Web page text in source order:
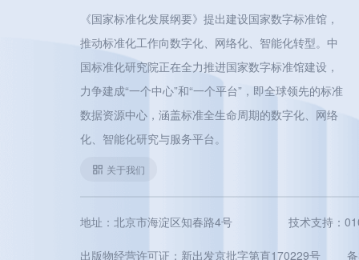
《国家标准化发展纲要》提出建设国家数字标准馆，
推动标准化工作向数字化、网络化、智能化转型。中
国标准化研究院正在全力推进国家数字标准馆建设，
力争建成“一个中心”和“一个平台”，即全球领先的标准
数据资源中心，涵盖标准全生命周期的数字化、网络
化、智能化研究与服务平台。
关于我们
地址：北京市海淀区知春路4号 技术支持：
出版物经营许可证：新出发京批字第直170229号